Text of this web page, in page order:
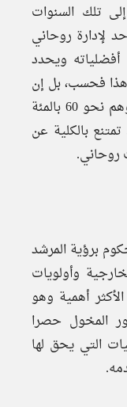
تلك السنوات
لإدارة روحاني
أفضلياته ويحدد
هذا فحسب، بل إن
كثيرا من قطاعات الشبان في البلاد وهم نحو 60 بالمئة
بالكلية عن
روحاني.
برؤية المرشد
وأولويات
أهمية وهو
المخول حصرا
التي يحق لها